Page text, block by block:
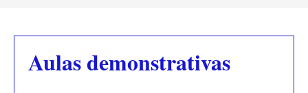
Aulas demonstrativas